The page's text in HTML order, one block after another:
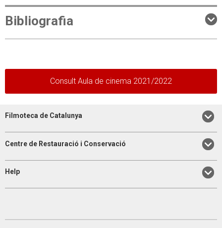
Bibliografia
Consult Aula de cinema 2021/2022
Filmoteca de Catalunya
Centre de Restauració i Conservació
Help